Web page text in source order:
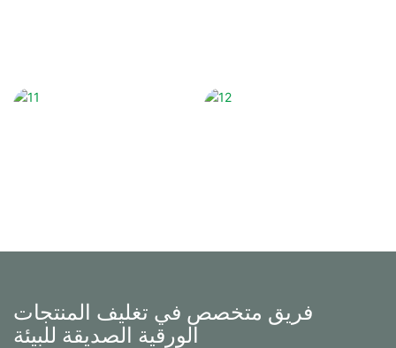
فريق متخصص في تغليف المنتجات
الورقية الصديقة للبيئة